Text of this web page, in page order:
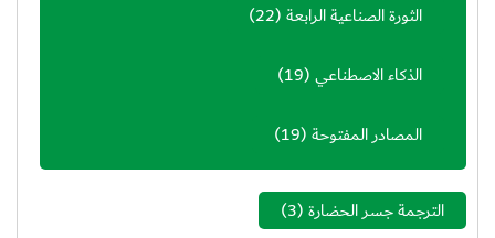
الثورة الصناعية الرابعة(22)
الذكاء الاصطناعي(19)
المصادر المفتوحة(19)
الترجمة جسر الحضارة(3)